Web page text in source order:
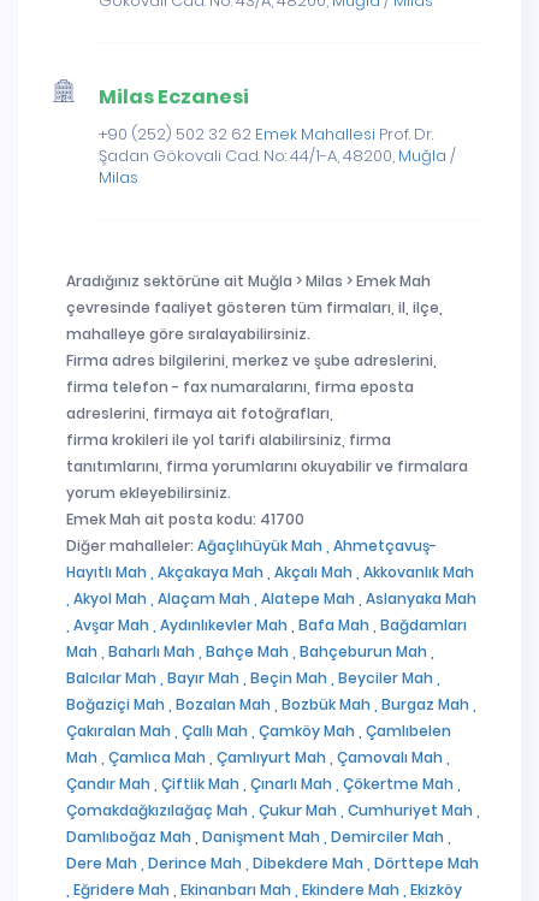
Milas Eczanesi
+90 (252) 502 32 62 Emek Mahallesi Prof. Dr.
Şadan Gökovali Cad. No: 44/1-A, 48200, Muğla /
Milas
Aradığınız sektörüne ait Muğla > Milas > Emek Mah
çevresinde faaliyet gösteren tüm firmaları, il, ilçe,
mahalleye göre sıralayabilirsiniz.
Firma adres bilgilerini, merkez ve şube adreslerini,
firma telefon - fax numaralarını, firma eposta
adreslerini, firmaya ait fotoğrafları,
firma krokileri ile yol tarifi alabilirsiniz, firma
tanıtımlarını, firma yorumlarını okuyabilir ve firmalara
yorum ekleyebilirsiniz.
Emek Mah ait posta kodu: 41700
Diğer mahalleler: Ağaçlıhüyük Mah , Ahmetçavuş-
Hayıtlı Mah , Akçakaya Mah , Akçalı Mah , Akkovanlık Mah
Akyol Mah , Alaçam Mah , Alatepe Mah , Aslanyaka Mah
Avşar Mah , Aydınlıkevler Mah , Bafa Mah , Bağdamları
Mah , Baharlı Mah , Bahçe Mah , Bahçeburun Mah ,
Balcılar Mah , Bayır Mah , Beçin Mah , Beyciler Mah ,
Boğaziçi Mah , Bozalan Mah , Bozbük Mah , Burgaz Mah ,
Çakıralan Mah , Çallı Mah , Çamköy Mah , Çamlıbelen
Mah , Çamlıca Mah , Çamlıyurt Mah , Çamovalı Mah ,
Çandır Mah , Çiftlik Mah , Çınarlı Mah , Çökertme Mah ,
Çomakdağkızılağaç Mah , Çukur Mah , Cumhuriyet Mah ,
Damlıboğaz Mah , Danişment Mah , Demirciler Mah ,
Dere Mah , Derince Mah , Dibekdere Mah , Dörttepe Mah
Eğridere Mah , Ekinanbarı Mah , Ekindere Mah , Ekizköy